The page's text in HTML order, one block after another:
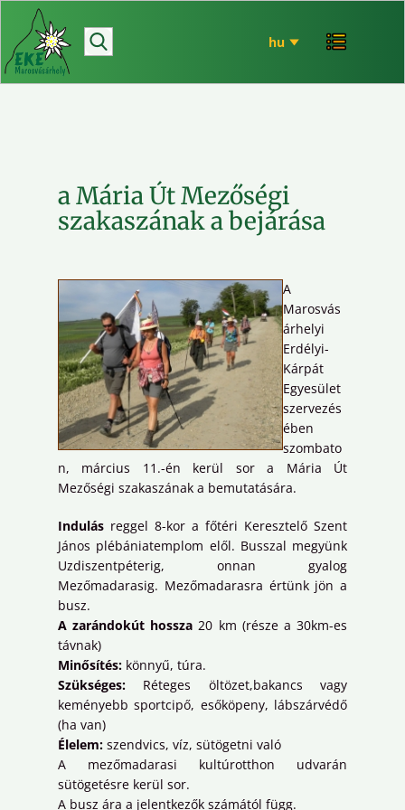
hírek
bemutatkozó
EKE történet
ökó
a Mária Út Mezőségi
szakaszának a bejárása
A
Marosvás
árhelyi
Erdélyi-
Kárpát
Egyesület
szervezés
ében
szombato
n, március 11.-én kerül sor a Mária Út
Mezőségi szakaszának a bemutatására.
Indulás reggel 8-kor a főtéri Keresztelő Szent
János plébániatemplom elől. Busszal megyünk
Uzdiszentpéterig, onnan gyalog
Mezőmadarasig. Mezőmadarasra értünk jön a
busz.
A zarándokút hossza 20 km (része a 30km-es
távnak)
Minősítés: könnyű, túra.
Szükséges: Réteges öltözet,bakancs vagy
keményebb sportcipő, esőköpeny, lábszárvédő
(ha van)
Élelem: szendvics, víz, sütögetni való
A mezőmadarasi kultúrotthon udvarán
sütögetésre kerül sor.
A busz ára a jelentkezők számától függ.